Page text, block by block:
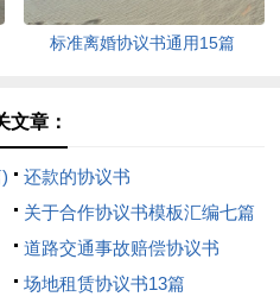
标准离婚协议书通用15篇
文章：
还款的协议书
关于合作协议书模板汇编七篇
道路交通事故赔偿协议书
场地租赁协议书13篇